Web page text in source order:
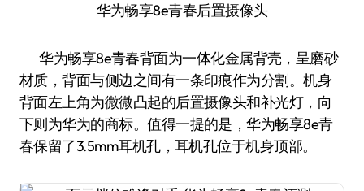
华为畅享8e青春后置摄像头
华为畅享8e青春背面为一体化金属背壳，呈磨砂
材质，背面与侧边之间有一条印痕作为分割。机身
背面左上角为微微凸起的后置摄像头和补光灯，向
下则为华为的商标。值得一提的是，华为畅享8e青
春保留了3.5mm耳机孔，耳机孔位于机身顶部。